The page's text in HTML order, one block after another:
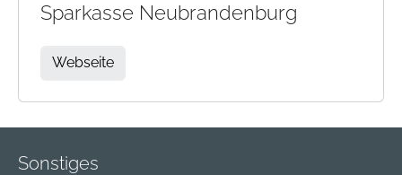
Sparkasse Neubrandenburg
Webseite
Sonstiges